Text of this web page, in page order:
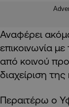
Αναφέρει
επικοινωνία
από κοινού
διαχείριση
Περαιτέρω ο